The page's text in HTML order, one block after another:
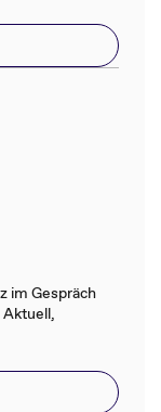
im Gespräch